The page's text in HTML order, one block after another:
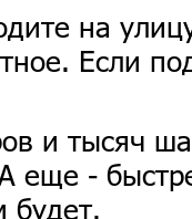
на
Если
и тысяч
еще -
будет.